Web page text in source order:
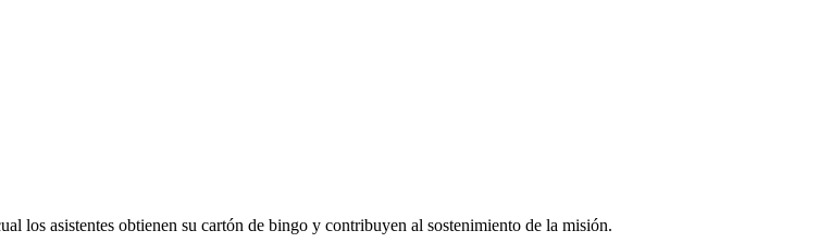
los asistentes obtienen su cartón de bingo y contribuyen al sostenimiento de la misión.